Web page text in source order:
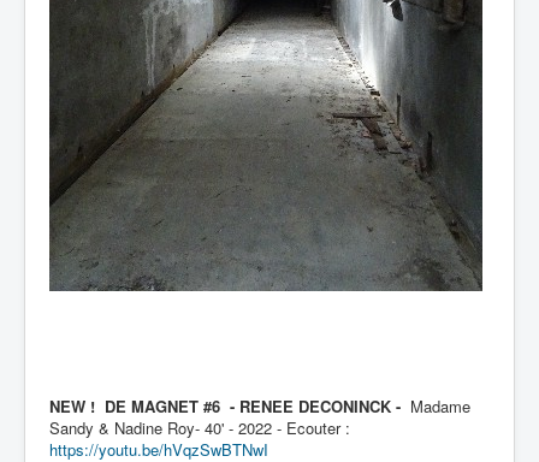
NEW ! DE MAGNET #6 - RENEE DECONINCK - Madame
Sandy & Nadine Roy- 40' - 2022 - Ecouter :
https://youtu.be/hVqzSwBTNwI